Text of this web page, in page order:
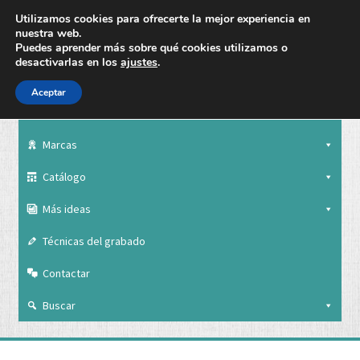
Marcas
Catálogo
Más ideas
Técnicas del grabado
Contactar
Buscar
Nuestra empresa
Utilizamos cookies para ofrecerte la mejor experiencia en
nuestra web.
Puedes aprender más sobre qué cookies utilizamos o
desactivarlas en los ajustes.
Aceptar